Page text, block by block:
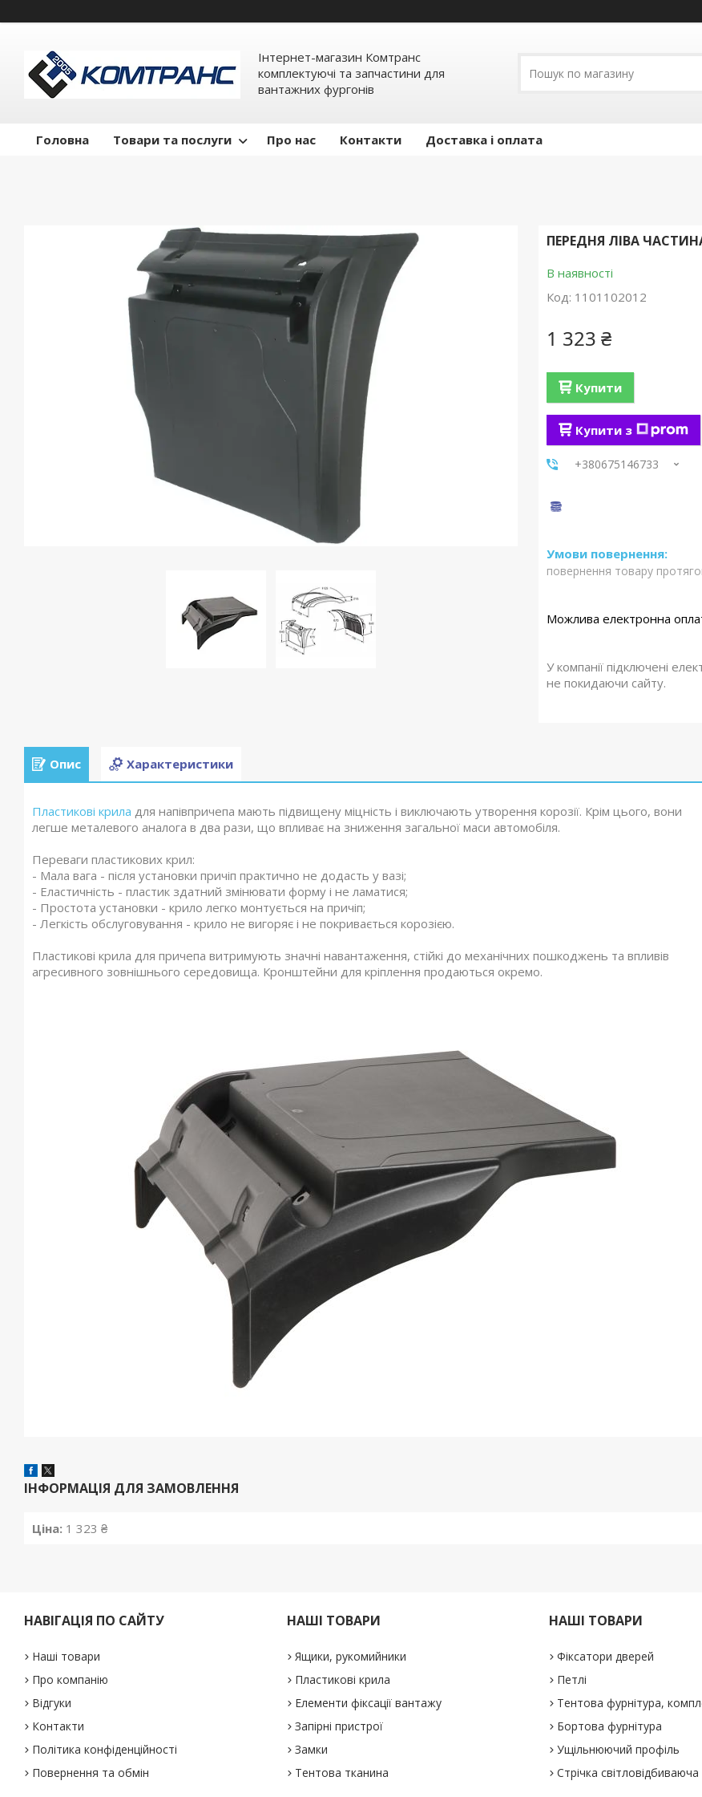
Інтернет-магазин Комтранс
комплектуючі та запчастини для
вантажних фургонів
Головна Товари та послуги Про нас Контакти Доставка і оплата
ПЕРЕДНЯ ЛІВА ЧАСТИНА
В наявності
Код: 1101102012
1 323 ₴
Купити
Купити з
+380675146733
повернення товару
У компанії підключені
не покидаючи сайту.
Опис Характеристики
Пластикові крила для напівпричепа мають підвищену міцність і виключають утворення корозії. Крім цього, вони
легше металевого аналога в два рази, що впливає на зниження загальної маси автомобіля.
Переваги пластикових крил:
- Мала вага - після установки причіп практично не додасть у вазі;
- Еластичність - пластик здатний змінювати форму і не ламатися;
- Простота установки - крило легко монтується на причіп;
- Легкість обслуговування - крило не вигоряє і не покривається корозією.
Пластикові крила для причепа витримують значні навантаження, стійкі до механічних пошкоджень та впливів
агресивного зовнішнього середовища. Кронштейни для кріплення продаються окремо.
ІНФОРМАЦІЯ ДЛЯ ЗАМОВЛЕННЯ
Ціна: 1 323 ₴
НАВІГАЦІЯ ПО САЙТУ
Наші товари
Про компанію
Відгуки
Контакти
Політика конфіденційності
Повернення та обмін
НАШІ ТОВАРИ
Ящики, рукомийники
Пластикові крила
Елементи фіксації вантажу
Запірні пристрої
Замки
Тентова тканина
НАШІ ТОВАРИ
Фіксатори дверей
Петлі
Тентова фурнітура,
Бортова фурнітура
Ущільнюючий профіль
Стрічка світловідбиваюча